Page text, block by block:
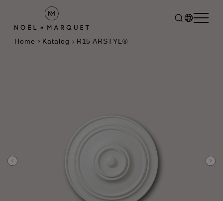
Home Katalog R15 ARSTYL®